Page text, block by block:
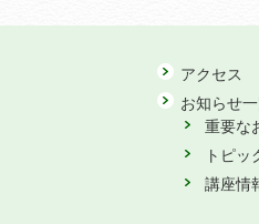
アクセス
お知らせ
重要な
トピッ
講座情